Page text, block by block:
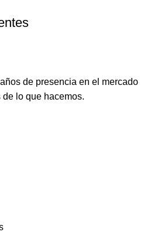
de presencia en el mercado
lo que hacemos.